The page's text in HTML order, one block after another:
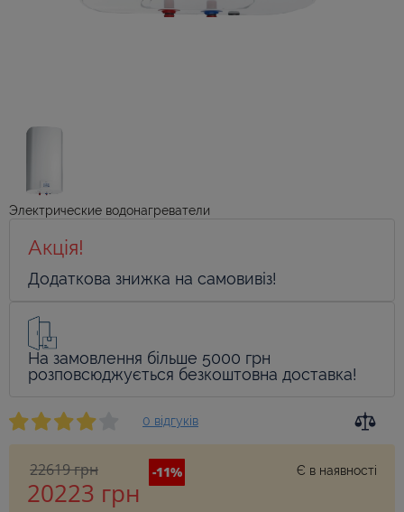
Электрические водонагреватели
Акція!
Додаткова знижка на самовивіз!
На замовлення більше 5000 грн
розповсюджується безкоштовна доставка!
0 відгуків
22619 грн
20223 грн
-11% Є в наявності